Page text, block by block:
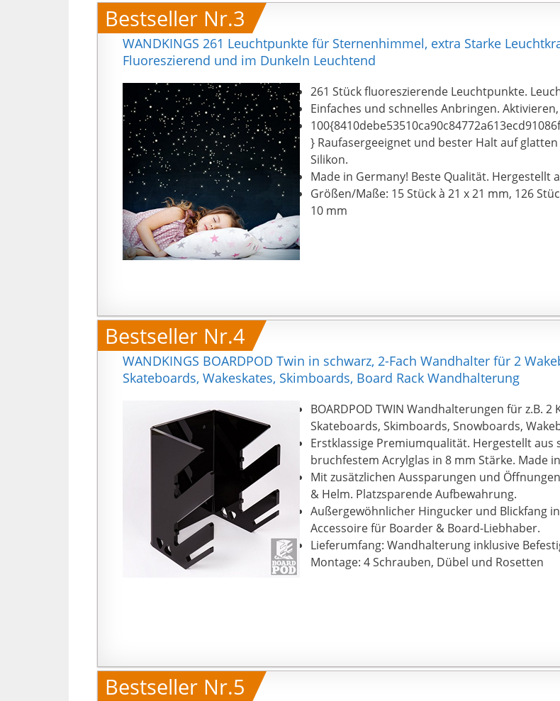
Bestseller Nr.3
WANDKINGS 261 Leuchtpunkte für Sternenhimmel, extra Starke
Fluoreszierend und im Dunkeln Leuchtend
261 Stück fluoreszierende Leuchtpunkte.
Einfaches und schnelles Anbringen.
} Raufasergeeignet und bester Halt auf
Silikon.
Made in Germany! Beste Qualität. Hergestellt
Größen/Maße: 15 Stück à 21 x 21 mm, 126
10 mm
Bestseller Nr.4
WANDKINGS BOARDPOD Twin in schwarz, 2-Fach Wandhalter für 2
Skateboards, Wakeskates, Skimboards, Board Rack Wandhalterung
BOARDPOD TWIN Wandhalterungen für z.B.
Skateboards, Skimboards, Snowboards,
Erstklassige Premiumqualität. Hergestellt aus
bruchfestem Acrylglas in 8 mm Stärke. Made
Mit zusätzlichen Aussparungen und
& Helm. Platzsparende Aufbewahrung.
Außergewöhnlicher Hingucker und Blickfang
Accessoire für Boarder & Board-Liebhaber.
Lieferumfang: Wandhalterung inklusive
Montage: 4 Schrauben, Dübel und Rosetten
Bestseller Nr.5